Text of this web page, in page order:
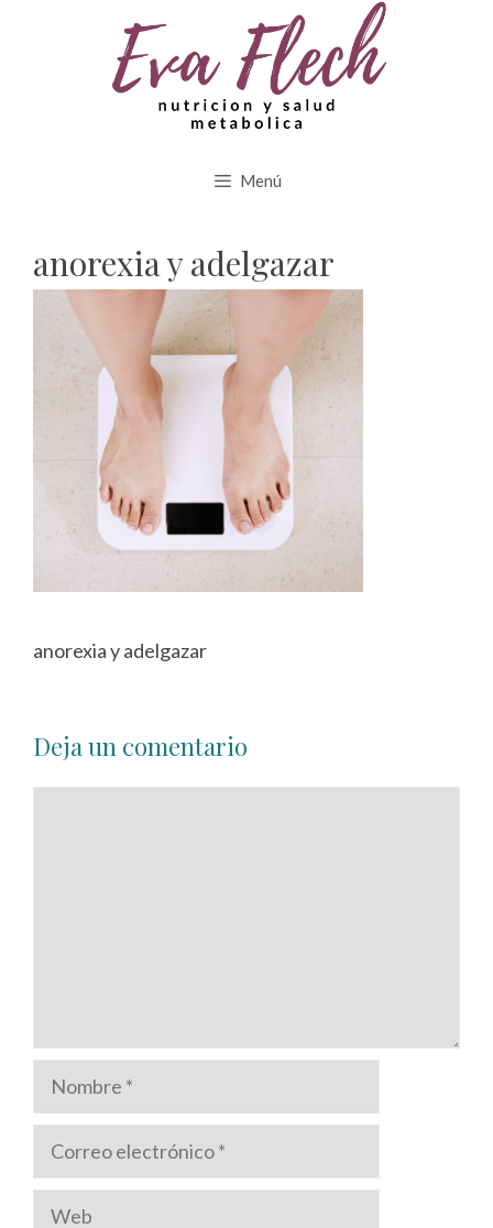
Menú
anorexia y adelgazar
anorexia y adelgazar
Deja un comentario
Nombre
Correo
electrónico
Web